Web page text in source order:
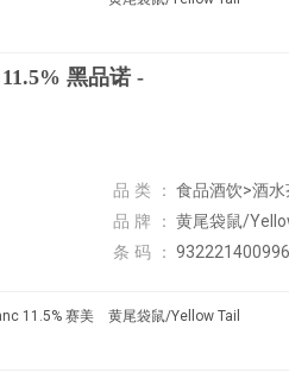
黑品诺 -
品类： 食品酒饮>酒
品牌： 黄尾袋鼠/
条码：
11.5% 赛美
黄尾袋鼠/Yellow Tail